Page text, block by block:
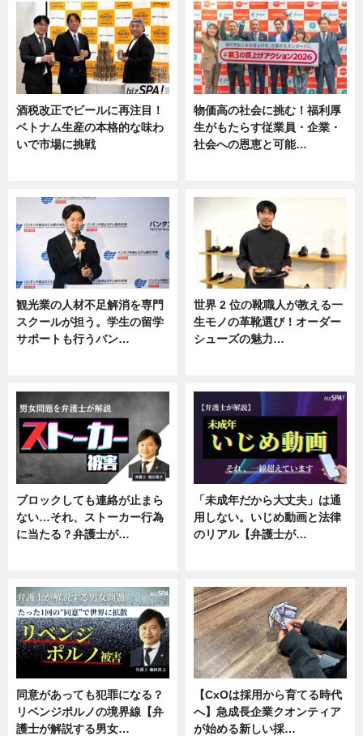
酒税改正でビールに再注目！
ベトナム生産の本格的な味わ
いで市場に挑戦
物価高の社会に挑む！福利厚
生がもたらす従業員・企業・
社会への恩恵と可能…
観光業の人材不足解消を専門
スクールが担う。学生の留学
サポートも行うバン…
世界 2 位の靴職人が教える一
生モノの革靴選び！オーダー
シューズの魅力…
ブロックしても連絡が止まら
ない…それ、ストーカー行為
に当たる？弁護士が…
「未成年だから大丈夫」は通
用しない。いじめ動画と法律
のリアル【弁護士が…
同意があっても犯罪になる？
リベンジポルノの境界線【弁
護士が解説する男女…
【CxOは採用から育てる時代
へ】急成長企業クオンティア
が始める新しい採…